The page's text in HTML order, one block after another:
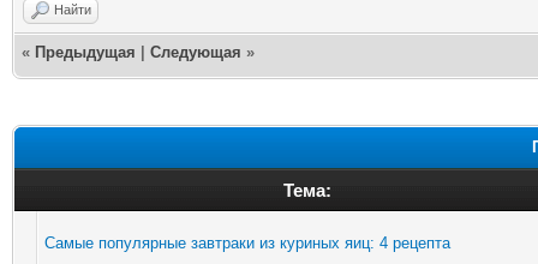
Найти
« Предыдущая Следующая »
Тема:
Самые популярные завтраки из куриных яиц: 4 рецепта